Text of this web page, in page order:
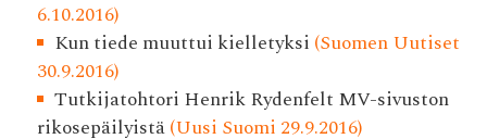
6.10.2016)
Kun tiede muuttui kielletyksi (Suomen Uutiset
30.9.2016)
Tutkijatohtori Henrik Rydenfelt MV-sivuston
rikosepäilyistä(Uusi Suomi 29.9.2016)